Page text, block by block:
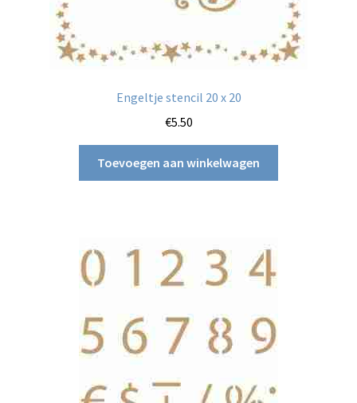
Engeltje stencil 20 x 20
€5.50
Toevoegen aan winkelwagen